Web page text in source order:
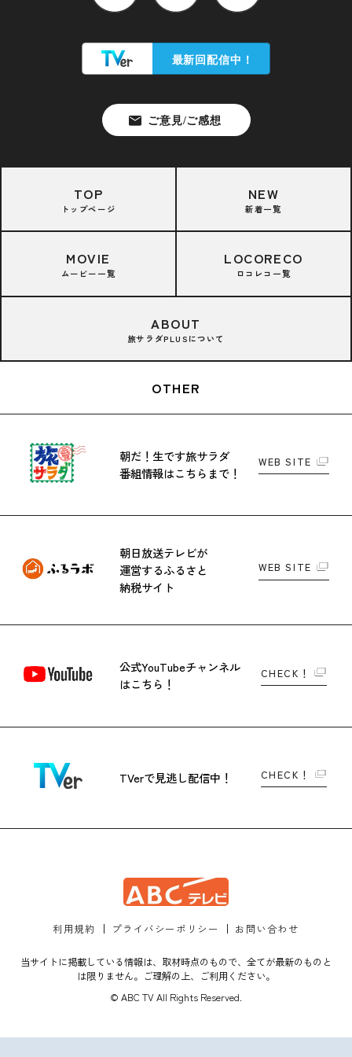
TOP
トップページ
NEW
新着一覧
MOVIE
ムービー一覧
LOCORECO
ロコレコ一覧
ABOUT
旅サラダPLUSについて
OTHER
朝だ！生です旅サラダ
番組情報はこちらまで！
WEB SITE
朝日放送テレビが
運営するふるさと
納税サイト
WEB SITE
公式YouTubeチャンネル
はこちら！
CHECK！
TVerで見逃し配信中！ CHECK！
利用規約 プライバシーポリシー お問い合わせ
当サイトに掲載している情報は、取材時点のもので、全てが最新のものと
は限りません。ご理解の上、ご利用ください。
© ABC TV All Rights Reserved.